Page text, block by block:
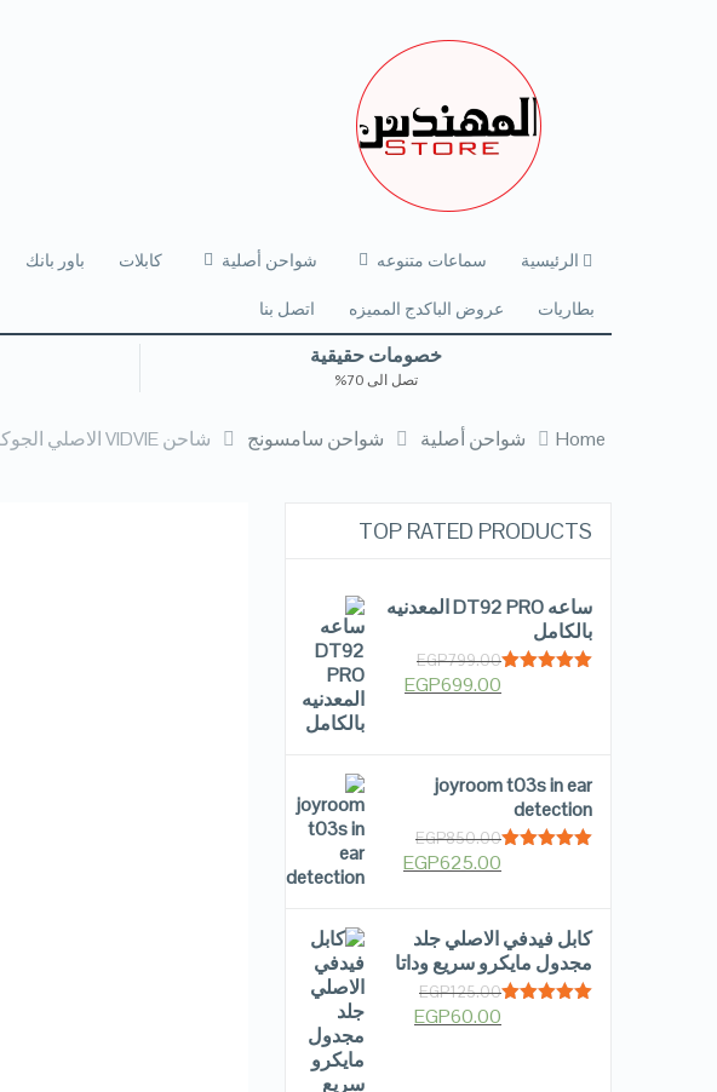
الرئيسية سماعات متنوعه شواحن أصلية كابلات باور بانك
بطاريات عروض الباكدج المميزه اتصل بنا
خصومات حقيقية
تصل الى 70%
Home شواحن أصلية شواحن سامسونج شاحن VIDVIE الاصلي الجوكر TURBO و VOOC 3.0. وسوبر فاست CHARGE
TOP RATED PRODUCTS
ساعه DT92 PRO المعدنيه
بالكامل
EGP799.00
EGP699.00
joyroom t03s in ear
detection
EGP850.00
EGP625.00
كابل فيدفي الاصلي جلد
مجدول مايكرو سريع وداتا
EGP125.00
EGP60.00